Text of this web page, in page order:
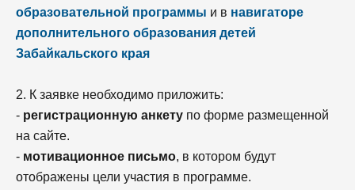
образовательной программы и в навигаторе
дополнительного образования детей
Забайкальского края
2. К заявке необходимо приложить:
- регистрационную анкету по форме размещенной
на сайте.
- мотивационное письмо, в котором будут
отображены цели участия в программе.